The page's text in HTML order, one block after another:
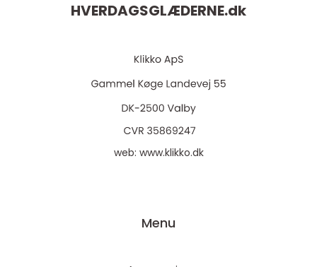
HVERDAGSGLÆDERNE.dk
web: www.klikko.dk
Menu